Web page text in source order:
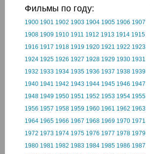
Фильмы по году:
1900 1901 1902 1903 1904 1905 1906 1907
1908 1909 1910 1911 1912 1913 1914 1915
1916 1917 1918 1919 1920 1921 1922 1923
1924 1925 1926 1927 1928 1929 1930 1931
1932 1933 1934 1935 1936 1937 1938 1939
1940 1941 1942 1943 1944 1945 1946 1947
1948 1949 1950 1951 1952 1953 1954 1955
1956 1957 1958 1959 1960 1961 1962 1963
1964 1965 1966 1967 1968 1969 1970 1971
1972 1973 1974 1975 1976 1977 1978 1979
1980 1981 1982 1983 1984 1985 1986 1987